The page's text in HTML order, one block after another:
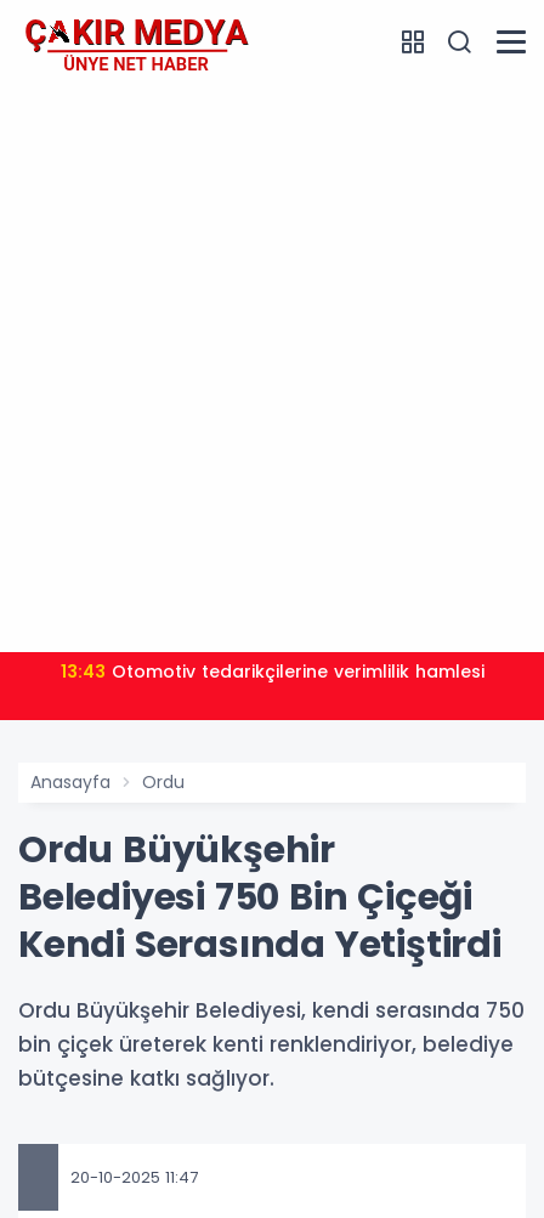
13:43 Otomotiv tedarikçilerine verimlilik hamlesi
Anasayfa Ordu
Ordu Büyükşehir
Belediyesi 750 Bin Çiçeği
Kendi Serasında Yetiştirdi
Ordu Büyükşehir Belediyesi, kendi serasında 750
bin çiçek üreterek kenti renklendiriyor, belediye
bütçesine katkı sağlıyor.
20-10-2025 11:47